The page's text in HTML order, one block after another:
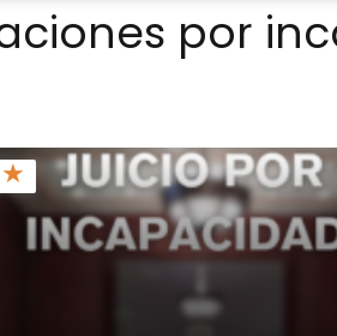
por
★